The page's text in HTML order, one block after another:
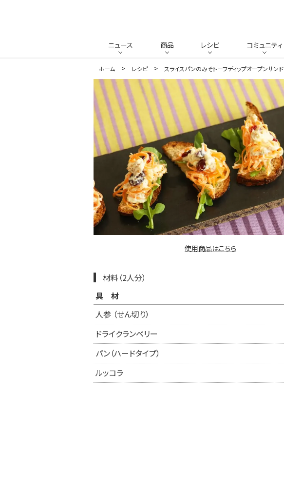
ニュース 商品 レシピ コミュニティ
ホーム レシピ スライスパンのみそトーフディップオープンサンド
使用商品はこちら
材料（2人分）
具材
人参 （せん切り）
ドライクランベリー
パン（ハードタイプ）
ルッコラ